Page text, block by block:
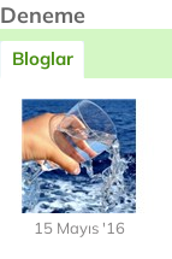
Deneme
Bloglar
15 Mayıs '16